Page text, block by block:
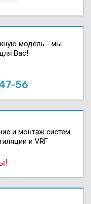
модель - мы
Вас!
56
и монтаж систем
и VRF